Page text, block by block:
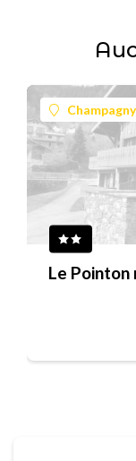
Le Pointon